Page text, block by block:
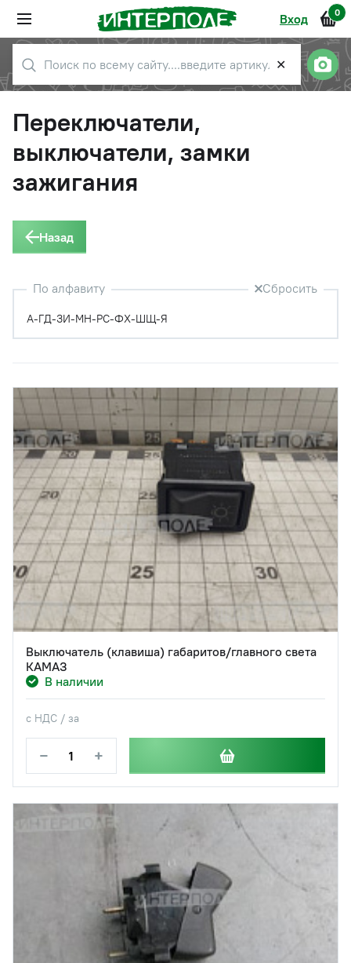
Вход 0
✕
Переключатели,
выключатели, замки
зажигания
Назад
По алфавиту Сбросить
А-ГД-ЗИ-МН-РС-ФХ-ШЩ-Я
Выключатель (клавиша) габаритов/главного света
КАМАЗ
В наличии
с НДС / за
− +